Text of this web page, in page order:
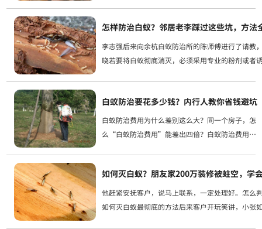
怎样防治白蚁？邻居老李踩过这些坑，方法
李志强后来向余杭白蚁防治所的陈师傅进行了请教
晓若要将白蚁彻底消灭，必须采用专业的粉剂或者
白蚁防治要花多少钱？内行人教你省钱避坑
白蚁防治费用为什么差别这么大？同一个房子，怎
么“白蚁防治费用”能差出四倍？白蚁防治费用为
省钱之道是，老房子在装修...
如何灭白蚁？朋友家200万装修被蛀空，学
他赶紧安抚客户，说马上联系，一定处理好。怎么
如何灭白蚁最彻底的方法后来客户开玩笑讲，小张